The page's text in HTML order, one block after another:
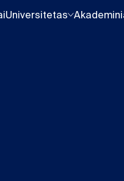
Universitetas